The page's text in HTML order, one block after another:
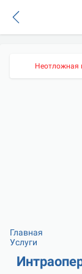
Неотложная
Главная
Услуги